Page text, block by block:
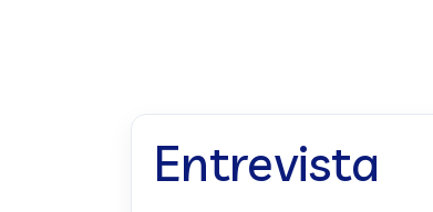
Entrevista